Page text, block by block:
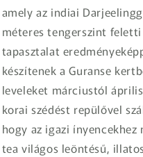
amely az indiai
méteres tengerszint feletti
tapasztalat
készítenek a Guranse
leveleket márciustól
korai szédést repülővel
hogy az igazi
tea világos leöntésű,